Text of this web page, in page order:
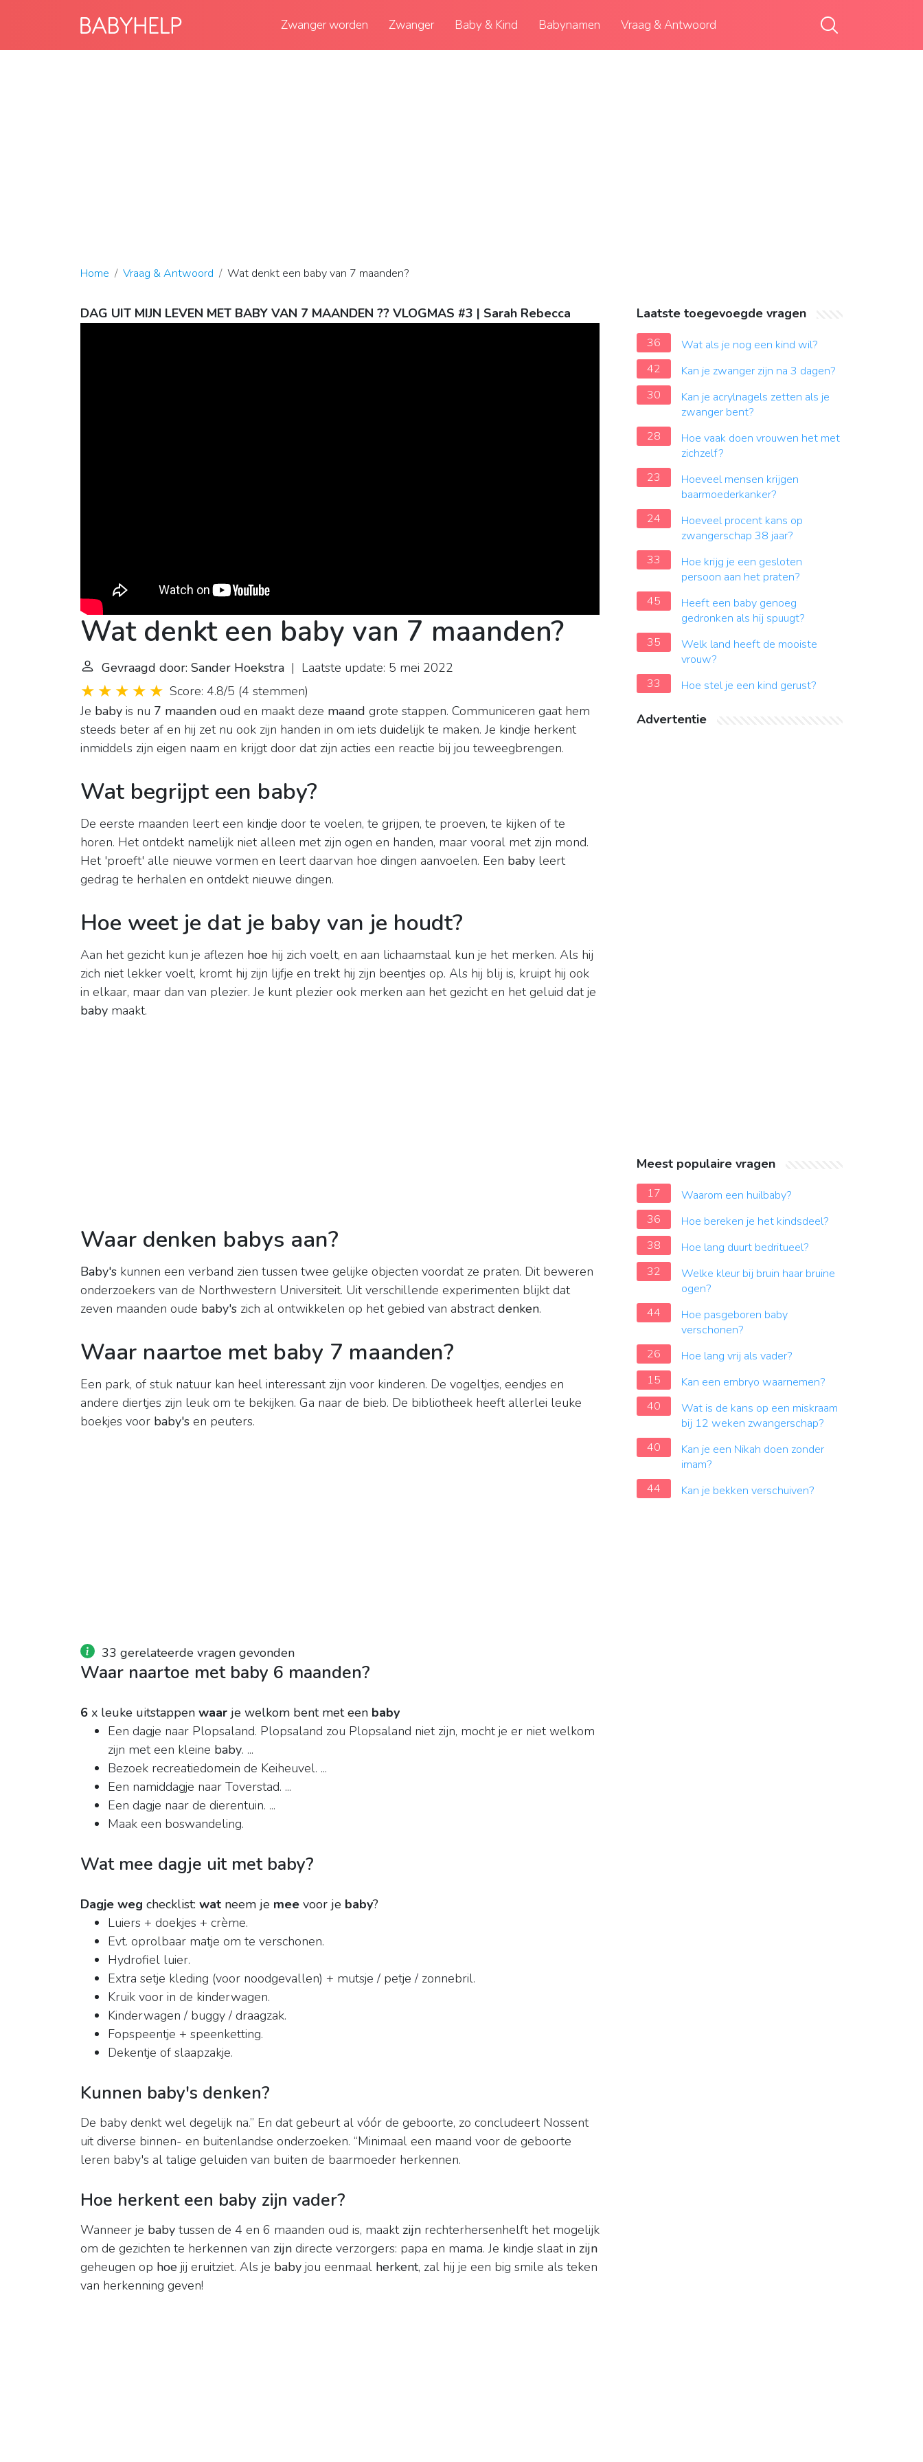
Zwanger worden Zwanger Baby & Kind Babynamen Vraag & Antwoord
Home Vraag & Antwoord Wat denkt een baby van 7 maanden?
DAG UIT MIJN LEVEN MET BABY VAN 7 MAANDEN ?? VLOGMAS #3 | Sarah Rebecca
Wat denkt een baby van 7 maanden?
Gevraagd door: Sander Hoekstra | Laatste update: 5 mei 2022
Score: 4.8/5 (4 stemmen)
Je baby is nu 7 maanden oud en maakt deze maand grote stappen. Communiceren gaat hem
steeds beter af en hij zet nu ook zijn handen in om iets duidelijk te maken. Je kindje herkent
inmiddels zijn eigen naam en krijgt door dat zijn acties een reactie bij jou teweegbrengen.
Wat begrijpt een baby?
De eerste maanden leert een kindje door te voelen, te grijpen, te proeven, te kijken of te
horen. Het ontdekt namelijk niet alleen met zijn ogen en handen, maar vooral met zijn mond.
Het 'proeft' alle nieuwe vormen en leert daarvan hoe dingen aanvoelen. Een baby leert
gedrag te herhalen en ontdekt nieuwe dingen.
Hoe weet je dat je baby van je houdt?
Aan het gezicht kun je aflezen hoe hij zich voelt, en aan lichaamstaal kun je het merken. Als hij
zich niet lekker voelt, kromt hij zijn lijfje en trekt hij zijn beentjes op. Als hij blij is, kruipt hij ook
in elkaar, maar dan van plezier. Je kunt plezier ook merken aan het gezicht en het geluid dat je
baby maakt.
Waar denken babys aan?
Baby's kunnen een verband zien tussen twee gelijke objecten voordat ze praten. Dit beweren
onderzoekers van de Northwestern Universiteit. Uit verschillende experimenten blijkt dat
zeven maanden oude baby's zich al ontwikkelen op het gebied van abstractdenken.
Waar naartoe met baby 7 maanden?
Een park, of stuk natuur kan heel interessant zijn voor kinderen. De vogeltjes, eendjes en
andere diertjes zijn leuk om te bekijken. Ga naar de bieb. De bibliotheek heeft allerlei leuke
boekjes voor baby's en peuters.
33 gerelateerde vragen gevonden
Waar naartoe met baby 6 maanden?
6 x leuke uitstappen waar je welkom bent met een baby
Een dagje naar Plopsaland. Plopsaland zou Plopsaland niet zijn, mocht je er niet welkom
zijn met een kleine baby. ...
Bezoek recreatiedomein de Keiheuvel. ...
Een namiddagje naar Toverstad. ...
Een dagje naar de dierentuin. ...
Maak een boswandeling.
Wat mee dagje uit met baby?
Dagje weg checklist: wat neem je mee voor je baby?
Luiers + doekjes + crème.
Evt. oprolbaar matje om te verschonen.
Hydrofiel luier.
Extra setje kleding (voor noodgevallen) + mutsje / petje / zonnebril.
Kruik voor in de kinderwagen.
Kinderwagen / buggy / draagzak.
Fopspeentje + speenketting.
Dekentje of slaapzakje.
Kunnen baby's denken?
De baby denkt wel degelijk na.” En dat gebeurt al vóór de geboorte, zo concludeert Nossent
uit diverse binnen- en buitenlandse onderzoeken. “Minimaal een maand voor de geboorte
leren baby's al talige geluiden van buiten de baarmoeder herkennen.
Hoe herkent een baby zijn vader?
Wanneer je baby tussen de 4 en 6 maanden oud is, maakt zijn rechterhersenhelft het mogelijk
om de gezichten te herkennen van zijn directe verzorgers: papa en mama. Je kindje slaat in zijn
geheugen op hoe jij eruitziet. Als je baby jou eenmaal herkent, zal hij je een big smile als teken
van herkenning geven!
Laatste toegevoegde vragen
36
Wat als je nog een kind wil?
42
Kan je zwanger zijn na 3 dagen?
30
Kan je acrylnagels zetten als je
zwanger bent?
28
Hoe vaak doen vrouwen het met
zichzelf?
23
Hoeveel mensen krijgen
baarmoederkanker?
24
Hoeveel procent kans op
zwangerschap 38 jaar?
33
Hoe krijg je een gesloten
persoon aan het praten?
45
Heeft een baby genoeg
gedronken als hij spuugt?
35
Welk land heeft de mooiste
vrouw?
33
Hoe stel je een kind gerust?
Advertentie
Meest populaire vragen
17
Waarom een huilbaby?
36
Hoe bereken je het kindsdeel?
38
Hoe lang duurt bedritueel?
32
Welke kleur bij bruin haar bruine
ogen?
44
Hoe pasgeboren baby
verschonen?
26
Hoe lang vrij als vader?
15
Kan een embryo waarnemen?
40
Wat is de kans op een miskraam
bij 12 weken zwangerschap?
40
Kan je een Nikah doen zonder
imam?
44
Kan je bekken verschuiven?